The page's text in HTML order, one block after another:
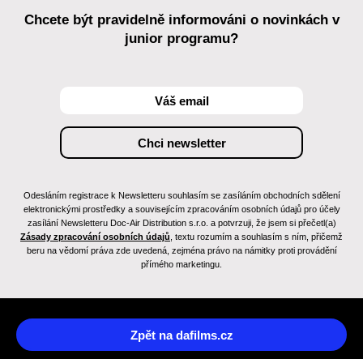
Chcete být pravidelně informováni o novinkách v
junior programu?
Odesláním registrace k Newsletteru souhlasím se zasíláním obchodních sdělení
elektronickými prostředky a souvisejícím zpracováním osobních údajů pro účely
zasílání Newsletteru Doc-Air Distribution s.r.o. a potvrzuji, že jsem si přečetl(a)
Zásady zpracování osobních údajů , textu rozumím a souhlasím s ním, přičemž
beru na vědomí práva zde uvedená, zejména právo na námitky proti provádění
přímého marketingu.
Zpět na dafilms.cz